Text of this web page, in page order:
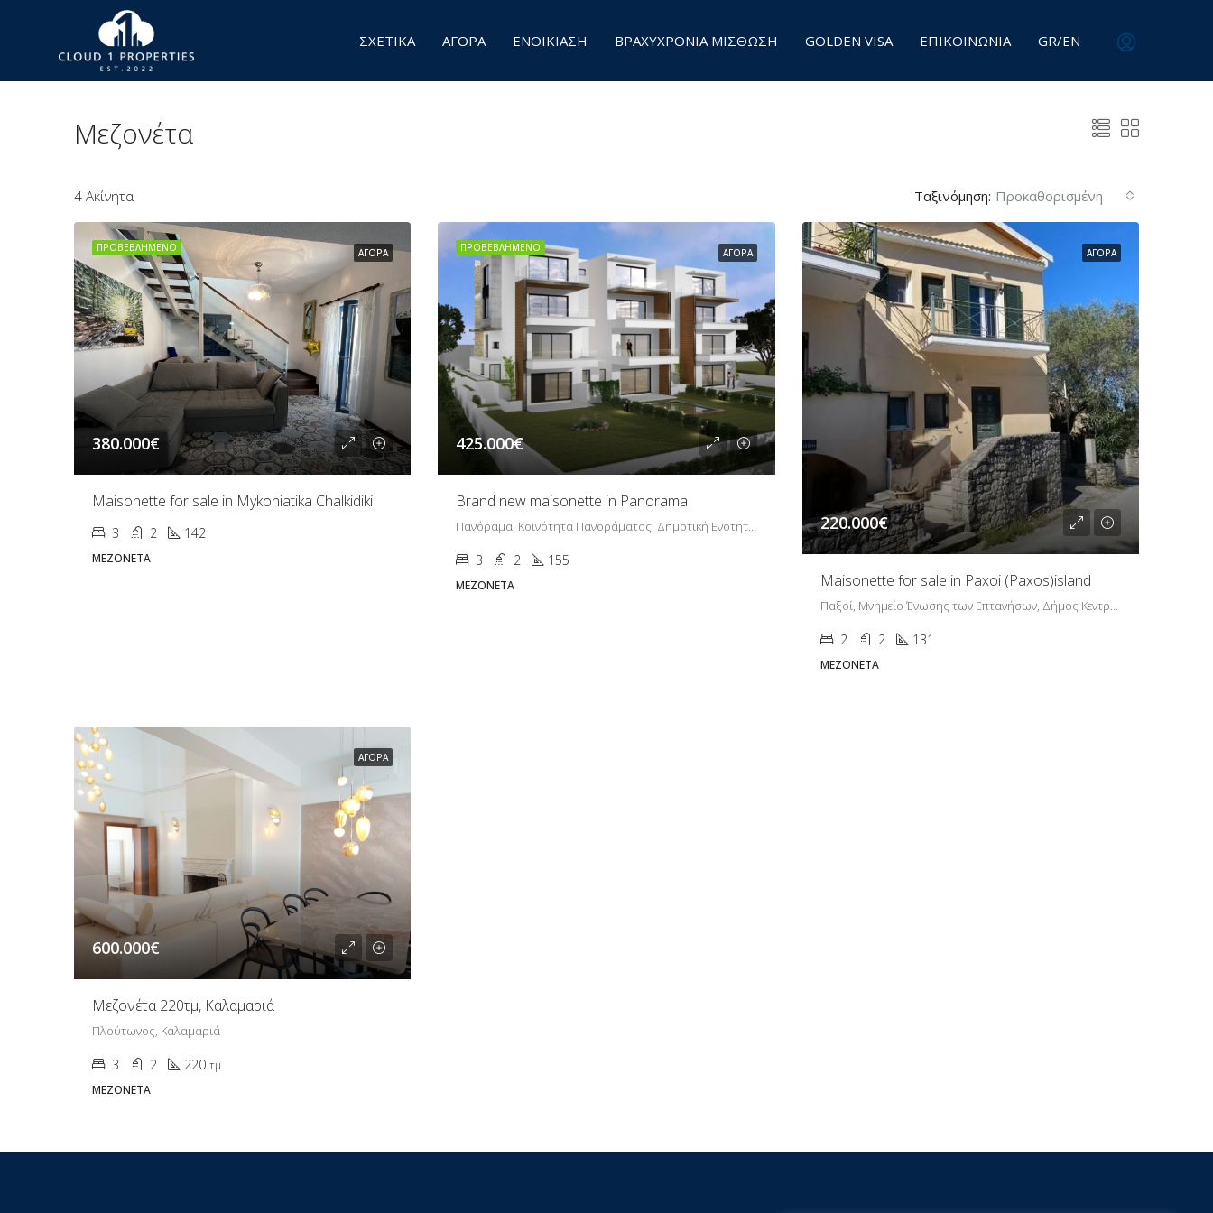
ΣΧΕΤΙΚΑ ΑΓΟΡΑ ΕΝΟΙΚΙΑΣΗ ΒΡΑΧΥΧΡΟΝΙΑ ΜΙΣΘΩΣΗ GOLDEN VISA ΕΠΙΚΟΙΝΩΝΙΑ GR/EN
Μεζονέτα
4 Ακίνητα Ταξινόμηση: Προκαθορισμένη
ΠΡΟΒΕΒΛΗΜΈΝΟ ΑΓΟΡΆ
380.000€
Maisonette for sale in Mykoniatika Chalkidiki
3 2 142
ΜΕΖΟΝΈΤΑ
ΠΡΟΒΕΒΛΗΜΈΝΟ ΑΓΟΡΆ
425.000€
Brand new maisonette in Panorama
Πανόραμα, Κοινότητα Πανοράματος, Δημοτική Ενότητα Πανοράματος, Δήμος Πυλαίας - Χορτιάτη, Περιφερειακή Ενότητα Θεσσαλονίκης, Περιφέρεια Κεντρικής Μακεδονίας, Αποκεντρωμένη Διοίκηση Μακεδονίας - Θράκης, 552 36, Ελλάδα
3 2 155
ΜΕΖΟΝΈΤΑ
ΑΓΟΡΆ
220.000€
Maisonette for sale in Paxoi (Paxos)island
Παξοί, Μνημείο Ένωσης των Επτανήσων, Δήμος Κεντρικής Κέρκυρας και Διαποντίων Νήσων, Περιφερειακή Ενότητα Κέρκυρας, Περιφέρεια Ιονίων Νήσων, Αποκεντρωμένη Διοίκηση Πελοποννήσου, Δυτικής Ελλάδας και Ιονίου, 491 31, Ελλάδα
2 2 131
ΜΕΖΟΝΈΤΑ
ΑΓΟΡΆ
600.000€
Μεζονέτα 220τμ, Καλαμαριά
Πλούτωνος, Καλαμαριά
3 2 220 τμ
ΜΕΖΟΝΈΤΑ